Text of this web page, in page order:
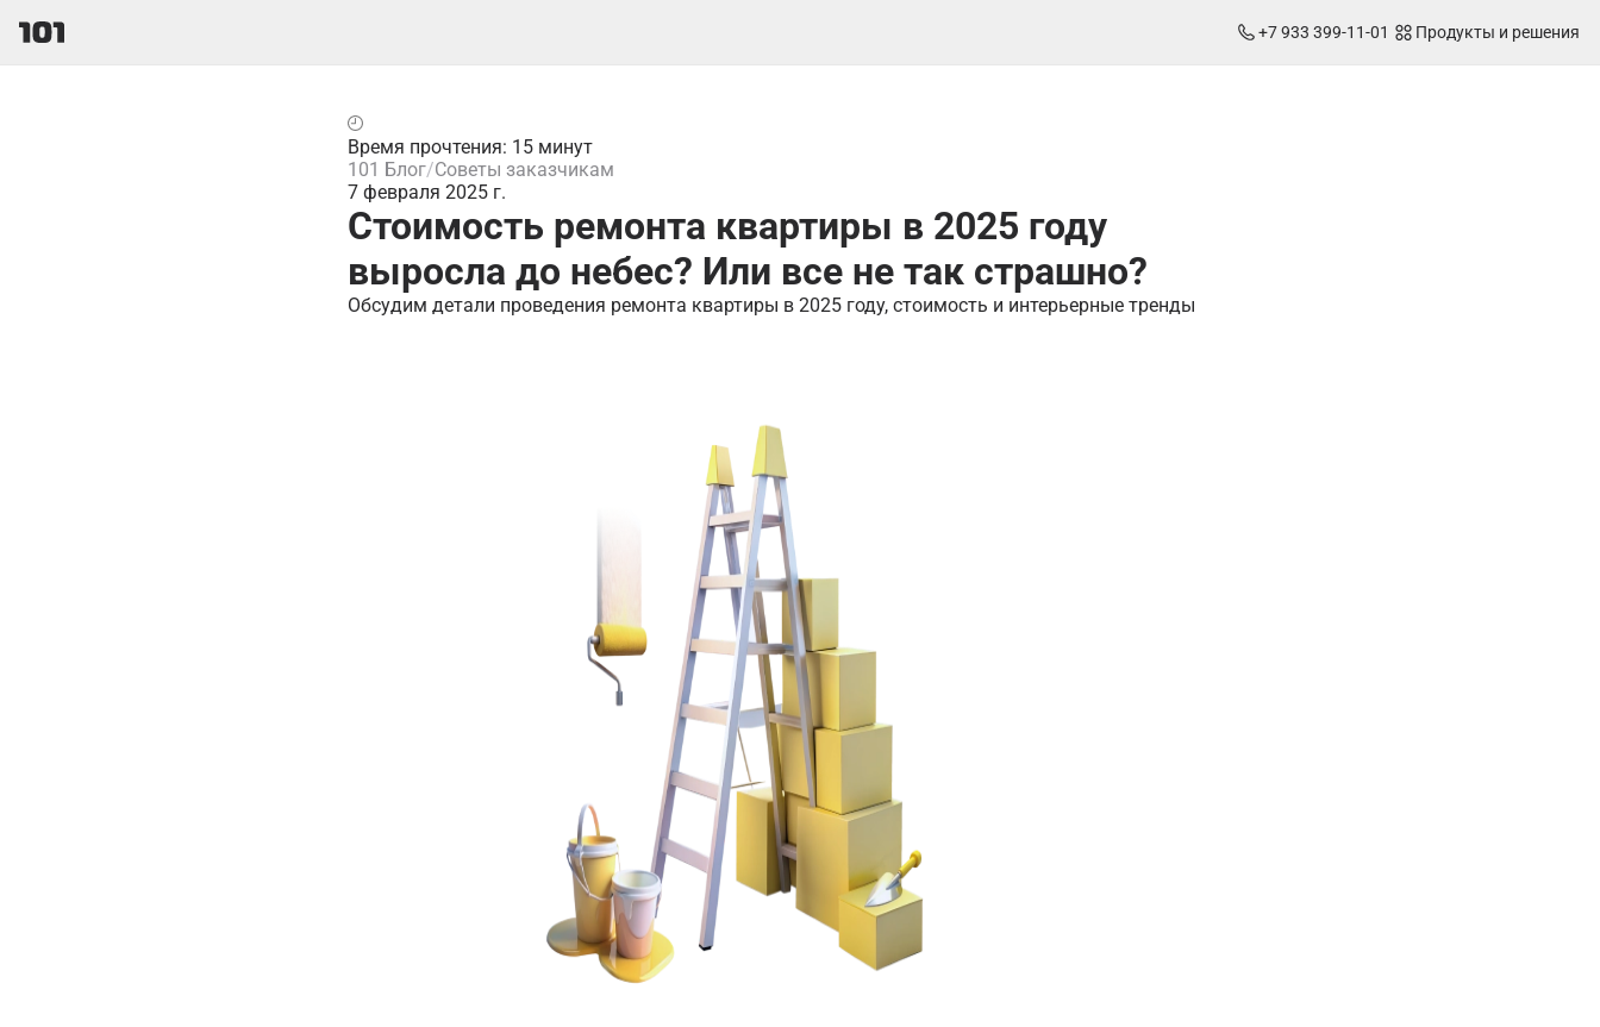
+7 933 399-11-01 Продукты и решения
Время прочтения: 15 минут
101 Блог Советы заказчикам
7 февраля 2025 г.
Стоимость ремонта квартиры в 2025 году
выросла до небес? Или все не так страшно?
Обсудим детали проведения ремонта квартиры в 2025 году, стоимость и интерьерные тренды